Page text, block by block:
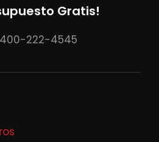
Gratis!
222-4545